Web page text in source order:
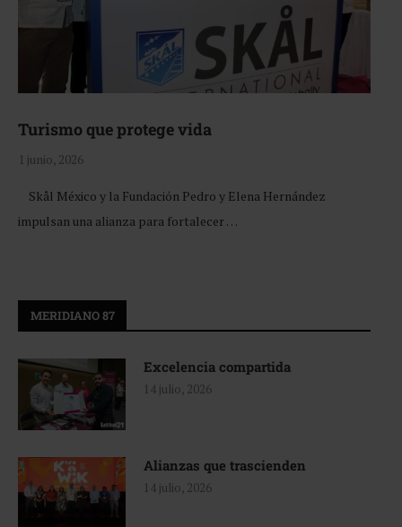
Turismo que protege vida
1 junio, 2026
Skål México y la Fundación Pedro y Elena Hernández
impulsan una alianza para fortalecer …
MERIDIANO 87
Excelencia compartida
14 julio, 2026
Alianzas que trascienden
14 julio, 2026